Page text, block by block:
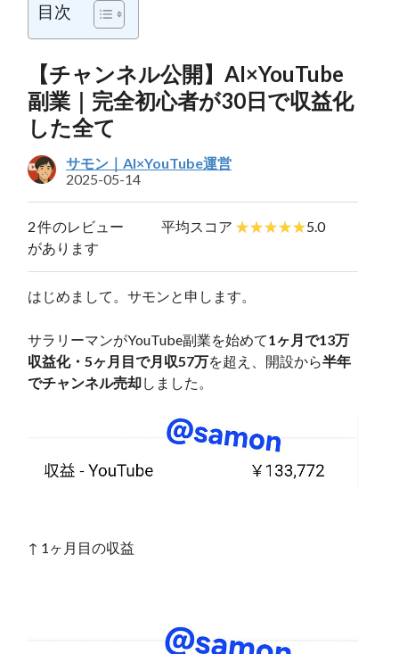
目次
【チャンネル公開】AI×YouTube
副業｜完全初心者が30日で収益化
した全て
サモン｜AI×YouTube運営
2025-05-14
2 件のレビュー
があります
平均スコア 5.0
はじめまして。サモンと申します。
サラリーマンがYouTube副業を始めて1ヶ月で13万
収益化・5ヶ月目で月収57万を超え、開設から半年
でチャンネル売却しました。
↑ 1ヶ月目の収益